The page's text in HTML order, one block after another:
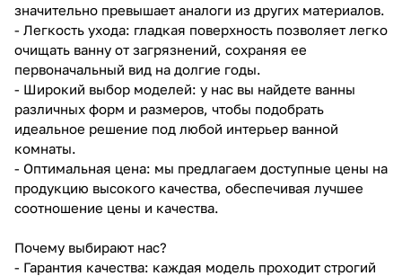
значительно превышает аналоги из других материалов.
- Легкость ухода: гладкая поверхность позволяет легко
очищать ванну от загрязнений, сохраняя ее
первоначальный вид на долгие годы.
- Широкий выбор моделей: у нас вы найдете ванны
различных форм и размеров, чтобы подобрать
идеальное решение под любой интерьер ванной
комнаты.
- Оптимальная цена: мы предлагаем доступные цены на
продукцию высокого качества, обеспечивая лучшее
соотношение цены и качества.
Почему выбирают нас?
- Гарантия качества: каждая модель проходит строгий